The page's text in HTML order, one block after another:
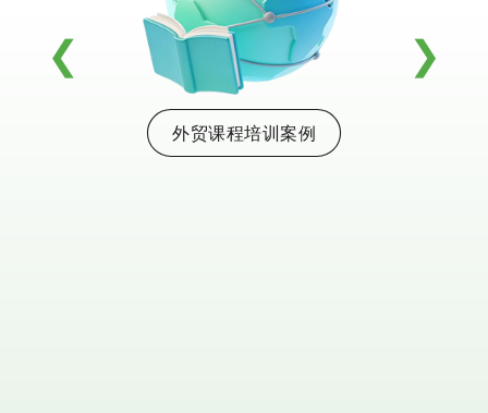
孵化陪跑案例